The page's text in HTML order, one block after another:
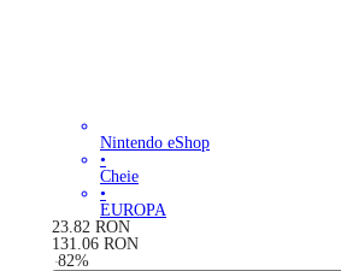
Nintendo eShop
•
Cheie
•
EUROPA
23.82 RON
131.06 RON
-82%